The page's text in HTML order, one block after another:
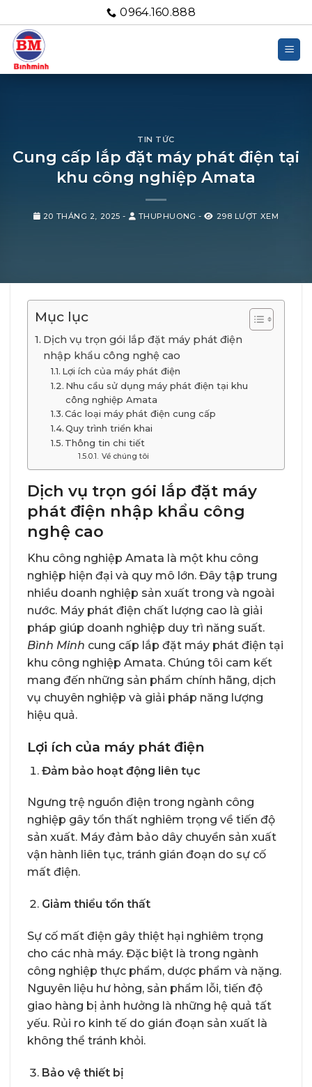
qua
nội
dung
0964.160.888
TIN TỨC
Cung cấp lắp đặt máy phát điện tại
khu công nghiệp Amata
20 THÁNG 2, 2025 - THUPHUONG - 298 LƯỢT XEM
Mục lục
Dịch vụ trọn gói lắp đặt máy phát điện
nhập khẩu công nghệ cao
Lợi ích của máy phát điện
Nhu cầu sử dụng máy phát điện tại khu
công nghiệp Amata
Các loại máy phát điện cung cấp
Quy trình triển khai
Thông tin chi tiết
Về chúng tôi
Dịch vụ trọn gói lắp đặt máy
phát điện nhập khẩu công
nghệ cao
Khu công nghiệp Amata là một khu công
nghiệp hiện đại và quy mô lớn. Đây tập trung
nhiều doanh nghiệp sản xuất trong và ngoài
nước. Máy phát điện chất lượng cao là giải
pháp giúp doanh nghiệp duy trì năng suất.
Bình Minh cung cấp lắp đặt máy phát điện tại
khu công nghiệp Amata. Chúng tôi cam kết
mang đến những sản phẩm chính hãng, dịch
vụ chuyên nghiệp và giải pháp năng lượng
hiệu quả.
Lợi ích của máy phát điện
Đảm bảo hoạt động liên tục
Ngưng trệ nguồn điện trong ngành công
nghiệp gây tổn thất nghiêm trọng về tiến độ
sản xuất. Máy đảm bảo dây chuyền sản xuất
vận hành liên tục, tránh gián đoạn do sự cố
mất điện.
Giảm thiểu tổn thất
Sự cố mất điện gây thiệt hại nghiêm trọng
cho các nhà máy. Đặc biệt là trong ngành
công nghiệp thực phẩm, dược phẩm và nặng.
Nguyên liệu hư hỏng, sản phẩm lỗi, tiến độ
giao hàng bị ảnh hưởng là những hệ quả tất
yếu. Rủi ro kinh tế do gián đoạn sản xuất là
không thể tránh khỏi.
Bảo vệ thiết bị